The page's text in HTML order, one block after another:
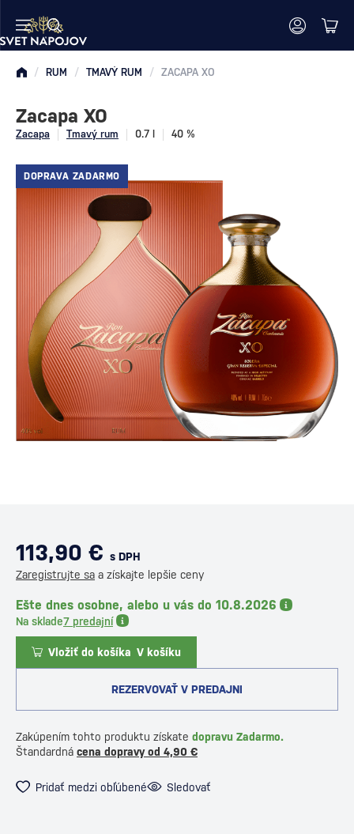
/ RUM / TMAVÝ RUM / ZACAPA XO
DOPRAVA ZADARMO
Zacapa Tmavý rum 0.7 l 40 %
Zacapa XO
113,90 € s DPH
Zaregistrujte sa a získajte lepšie ceny
Ešte dnes osobne, alebo u vás do 10.8.2026
Na sklade7 predajní
Vložiť do košíka V košíku
REZERVOVAŤ V PREDAJNI
Zakúpením tohto produktu získate dopravu Zadarmo.
Štandardná cena dopravy od 4,90 €
Pridať medzi obľúbené Sledovať